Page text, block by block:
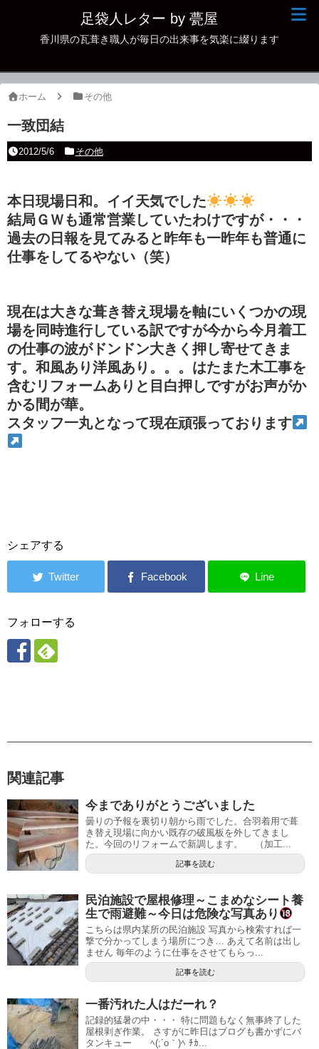
足袋人レター by 甍屋
香川県の瓦葺き職人が毎日の出来事を気楽に綴ります
ホーム その他
一致団結
2012/5/6 その他
本日現場日和。イイ天気でした
結局ＧＷも通常営業していたわけですが・・・
過去の日報を見てみると昨年も一昨年も普通に
仕事をしてるやない（笑）
現在は大きな葺き替え現場を軸にいくつかの現
場を同時進行している訳ですが今から今月着工
の仕事の波がドンドン大きく押し寄せてきま
す。和風あり洋風あり。。。はたまた木工事を
含むリフォームありと目白押しですがお声がか
かる間が華。
スタッフ一丸となって現在頑張っております
シェアする
フォローする
関連記事
今までありがとうございました
曇りの予報を裏切り朝から雨でした。合羽着用で葺
き替え現場に向かい既存の破風板を外してきまし
た。今回のリフォームで新調します。 （加工...
記事を読む
民泊施設で屋根修理～こまめなシート養
生で雨避難～今日は危険な写真あり
こちらは県内某所の民泊施設 写真から検索すれば一
撃で分かってしまう場所につき… あえて名前は出し
ません 毎年のように仕事をさせてもらっ...
記事を読む
一番汚れた人はだーれ？
記録的猛暑の中・・・ 特に問題もなく無事終了した
屋根剥ぎ作業。 さすがに昨日はブログも書かずにバ
タンキュー ﾍ(;´o｀)ﾍ ﾁｶ...
現場日記
古瓦
本日の一品
その他